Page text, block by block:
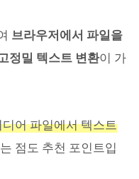
브라우저에서 파일을
정밀 텍스트 변환이 가
어 파일에서 텍스트
점도 추천 포인트입